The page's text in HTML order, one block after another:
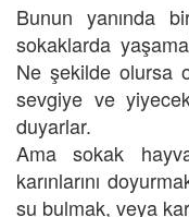
Bunun yanında
sokaklarda
Ne şekilde olursa
sevgiye ve
duyarlar.
Ama sokak
karınlarını
su bulmak, veya